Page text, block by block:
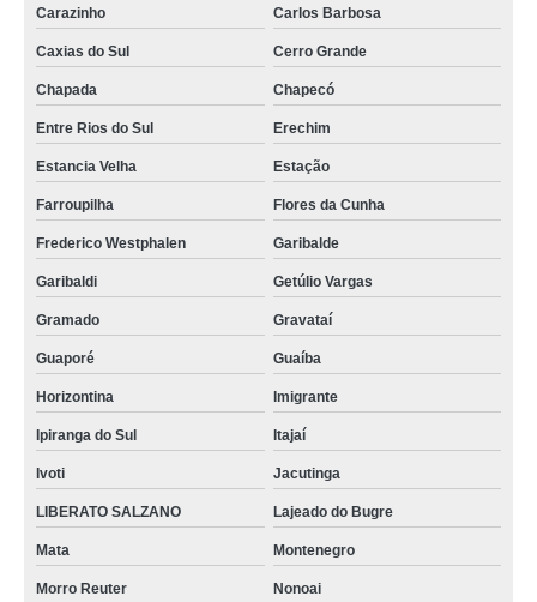
Carazinho Carlos Barbosa
Caxias do Sul Cerro Grande
Chapada Chapecó
Entre Rios do Sul Erechim
Estancia Velha Estação
Farroupilha Flores da Cunha
Frederico Westphalen Garibalde
Garibaldi Getúlio Vargas
Gramado Gravataí
Guaporé Guaíba
Horizontina Imigrante
Ipiranga do Sul Itajaí
Ivoti Jacutinga
LIBERATO SALZANO Lajeado do Bugre
Mata Montenegro
Morro Reuter Nonoai